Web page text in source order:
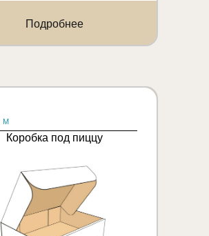
Подробнее
M
Коробка под пиццу